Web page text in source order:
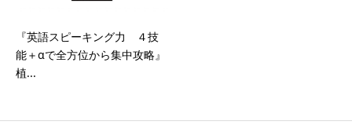
『英語スピーキング力 ４技
能＋αで全方位から集中攻略』
植...